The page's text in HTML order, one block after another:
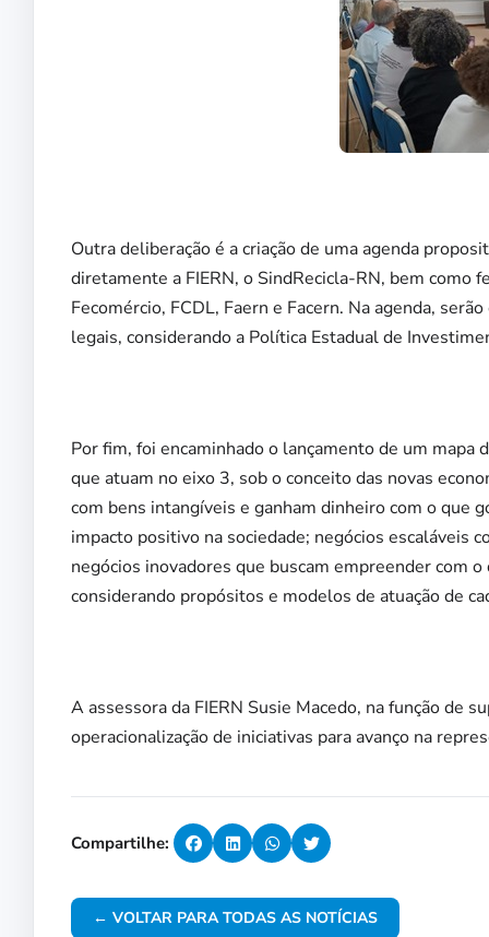
Outra deliberação é a criação de uma agenda
diretamente a FIERN, o SindRecicla-RN, bem como
Fecomércio, FCDL, Faern e Facern. Na agenda,
legais, considerando a Política Estadual de
Por fim, foi encaminhado o lançamento de um
que atuam no eixo 3, sob o conceito das novas
com bens intangíveis e ganham dinheiro com o que
impacto positivo na sociedade; negócios escaláveis
negócios inovadores que buscam empreender com
considerando propósitos e modelos de atuação de
A assessora da FIERN Susie Macedo, na função de
operacionalização de iniciativas para avanço na
Compartilhe:
← VOLTAR PARA TODAS AS NOTÍCIAS